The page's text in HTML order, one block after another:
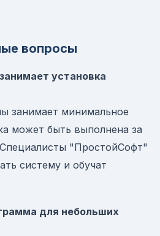
вопросы
установка
занимает минимальное
может быть выполнена за
"ПростойСофт"
систему и обучат
для небольших